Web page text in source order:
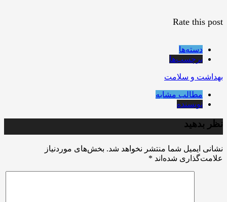
Rate this post
دسته‌ها
برچسب‌ها
بهداشت و سلامت
مطالب مشابه
نویسنده
نظر بدهید
نشانی ایمیل شما منتشر نخواهد شد. بخش‌های موردنیاز
علامت‌گذاری شده‌اند *